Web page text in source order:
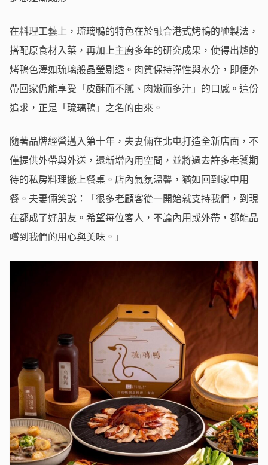
在料理工藝上，琉璃鴨的特色在於融合港式烤鴨的醃製法，
搭配原食材入菜，再加上主廚多年的研究成果，使得出爐的
烤鴨色澤如琉璃般晶瑩剔透。肉質保持彈性與水分，即便外
帶回家仍能享受「皮酥而不膩、肉嫩而多汁」的口感。這份
追求，正是「琉璃鴨」之名的由來。
隨著品牌經營邁入第十年，夫妻倆在北屯打造全新店面，不
僅提供外帶與外送，還新增內用空間，並將過去許多老饕期
待的私房料理搬上餐桌。店內氣氛溫馨，猶如回到家中用
餐。夫妻倆笑說：「很多老顧客從一開始就支持我們，到現
在都成了好朋友。希望每位客人，不論內用或外帶，都能品
嚐到我們的用心與美味。」